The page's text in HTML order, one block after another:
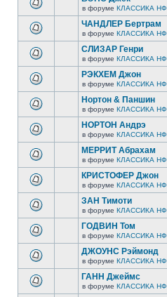
в форуме КЛАССИКА НФ
ЧАНДЛЕР Бертрам
в форуме КЛАССИКА НФ
СЛИЗАР Генри
в форуме КЛАССИКА НФ
РЭКХЕМ Джон
в форуме КЛАССИКА НФ
Нортон & Паншин
в форуме КЛАССИКА НФ
НОРТОН Андрэ
в форуме КЛАССИКА НФ
МЕРРИТ Абрахам
в форуме КЛАССИКА НФ
КРИСТОФЕР Джон
в форуме КЛАССИКА НФ
ЗАН Тимоти
в форуме КЛАССИКА НФ
ГОДВИН Том
в форуме КЛАССИКА НФ
ДЖОУНС Рэймонд
в форуме КЛАССИКА НФ
ГАНН Джеймс
в форуме КЛАССИКА НФ